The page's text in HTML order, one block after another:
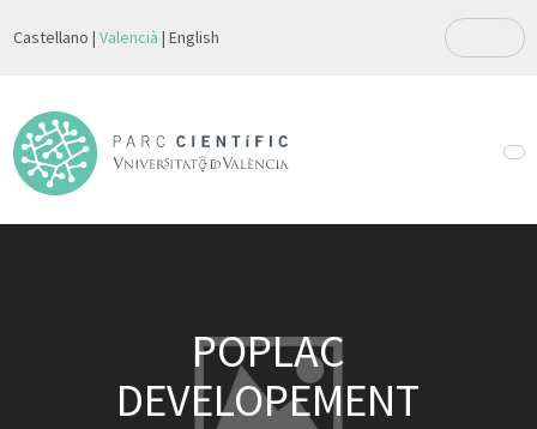
Castellano Valencià English
POPLAC
DEVELOPEMENT